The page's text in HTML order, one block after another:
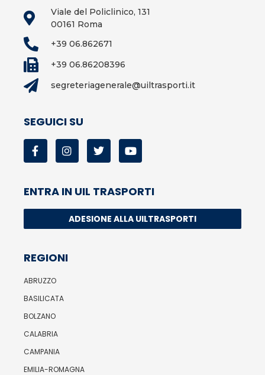
Viale del Policlinico, 131
00161 Roma
+39 06.862671
+39 06.86208396
segreteriagenerale@uiltrasporti.it
SEGUICI SU
ENTRA IN UIL TRASPORTI
ADESIONE ALLA UILTRASPORTI
REGIONI
ABRUZZO
BASILICATA
BOLZANO
CALABRIA
CAMPANIA
EMILIA-ROMAGNA